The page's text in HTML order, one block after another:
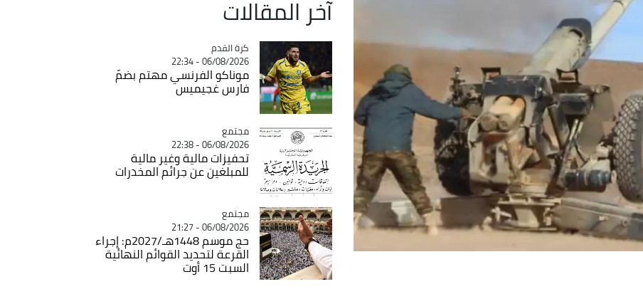
آخر المقالات
Catégorie
كرة القدم
06/08/2026 - 22:34
موناكو الفرنسي مهتم بضمّ
فارس غجيميس
Catégorie
مجتمع
06/08/2026 - 22:38
تحفيزات مالية وغير مالية
للمبلغين عن جرائم المخدرات
Catégorie
مجتمع
06/08/2026 - 21:27
حج موسم 1448هـ/2027م: إجراء
القرعة لتحديد القوائم النهائية
السبت 15 أوت